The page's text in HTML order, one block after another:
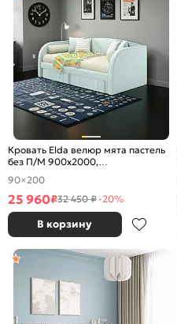
Кровать Elda велюр мята пастель
без П/М 900x2000,
ортопедическое основание,
изголовье мягкое
90×200
25 960₽32 450 ₽-20%
В корзину